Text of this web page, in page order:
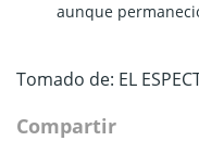
aunque
Tomado de: EL
Compartir